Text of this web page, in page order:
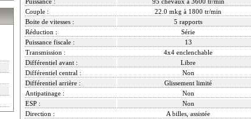
Couple :
22.0 mkg à 1800 tr/min
Boite de vitesses :
5 rapports
Réduction :
Série
Puissance fiscale :
13
Transmission :
4x4 enclenchable
Différentiel avant :
Libre
Différentiel central :
Non
Différentiel arrière :
Glissement limité
Antipatinage :
Non
ESP :
Non
Direction :
A billes, assistée